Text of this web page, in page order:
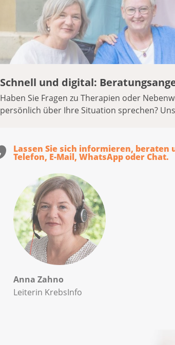
Schnell und digital:
Haben Sie Fragen zu Therapien oder
persönlich über Ihre Situation sprechen?
Lassen Sie sich informieren, beraten
Telefon, E-Mail, WhatsApp oder Chat.
Anna Zahno
Leiterin KrebsInfo